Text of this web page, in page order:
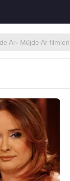
Ar› Müjde Ar filmleri